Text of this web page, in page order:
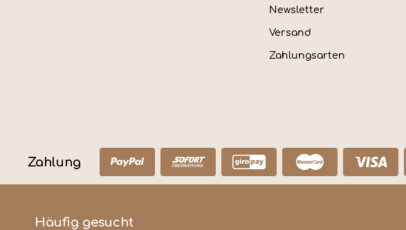
Newsletter
Versand
Zahlungsarten
Zahlung
Häufig gesucht